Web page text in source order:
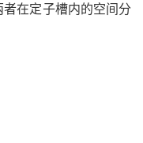
在定子槽内的空间分